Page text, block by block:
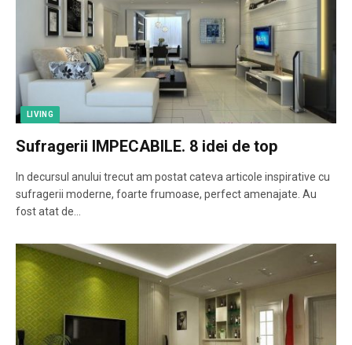
LIVING
Sufragerii IMPECABILE. 8 idei de top
In decursul anului trecut am postat cateva articole inspirative cu
sufragerii moderne, foarte frumoase, perfect amenajate. Au
fost atat de…